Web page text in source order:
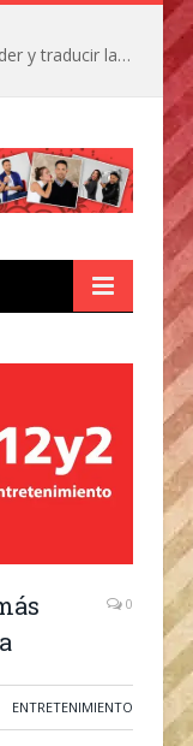
La IA está acercándonos a comprender y traducir las vocalizaciones y comportamientos de nuestras mascotas
0
ENTRETENIMIENTO